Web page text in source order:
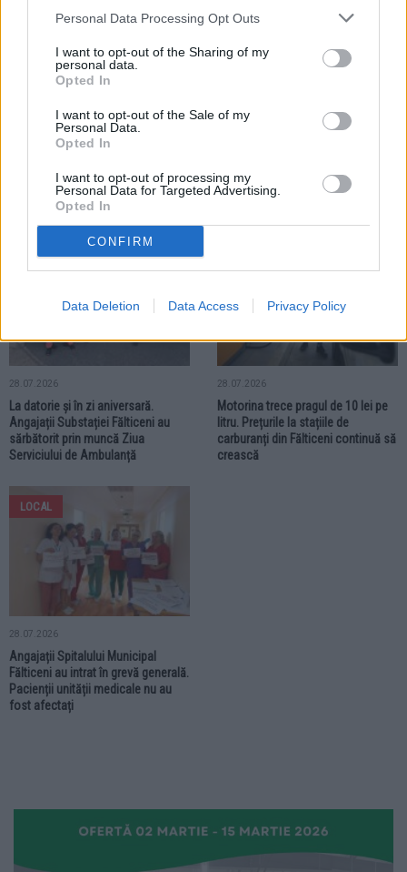
Personal Data Processing Opt Outs
I want to opt-out of the Sharing of my
personal data.
Opted In
I want to opt-out of the Sale of my
Personal Data.
Opted In
I want to opt-out of processing my
Personal Data for Targeted Advertising.
Opted In
CONFIRM
Data Deletion Data Access Privacy Policy
30.07.2026
Fălticeni în sediul recent restaurat
implică cheltuieli de circa 1 milion
LOCAL
28.07.2026
La datorie și în zi aniversară.
Angajații Substației Fălticeni au
sărbătorit prin muncă Ziua
Serviciului de Ambulanță
28.07.2026
Motorina trece pragul de 10 lei pe
litru. Prețurile la stațiile de
carburanți din Fălticeni continuă să
crească
LOCAL
28.07.2026
Angajații Spitalului Municipal
Fălticeni au intrat în grevă generală.
Pacienții unității medicale nu au
fost afectați